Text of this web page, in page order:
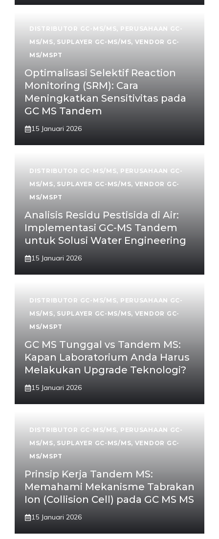
DISTRIBUTOR GC-MS/MS, PERUSAHAAN GC-
MS/MS, SUPLAYER GC-MS/MS, VENDOR GC-
MS/MSPT
Optimalisasi Selektif Reaction
Monitoring (SRM): Cara
Meningkatkan Sensitivitas pada
GC MS Tandem
15 Januari 2026
DISTRIBUTOR GC-MS/MS, PERUSAHAAN GC-
MS/MS, SUPLAYER GC-MS/MS, VENDOR GC-
MS/MSPT
Analisis Residu Pestisida di Air:
Implementasi GC-MS Tandem
untuk Solusi Water Engineering
15 Januari 2026
DISTRIBUTOR GC-MS/MS, PERUSAHAAN GC-
MS/MS, SUPLAYER GC-MS/MS, VENDOR GC-
MS/MSPT
GC MS Tunggal vs Tandem MS:
Kapan Laboratorium Anda Harus
Melakukan Upgrade Teknologi?
15 Januari 2026
DISTRIBUTOR GC-MS/MS, PERUSAHAAN GC-
MS/MS, SUPLAYER GC-MS/MS, VENDOR GC-
MS/MSPT
Prinsip Kerja Tandem MS:
Memahami Mekanisme Tabrakan
Ion (Collision Cell) pada GC MS MS
15 Januari 2026